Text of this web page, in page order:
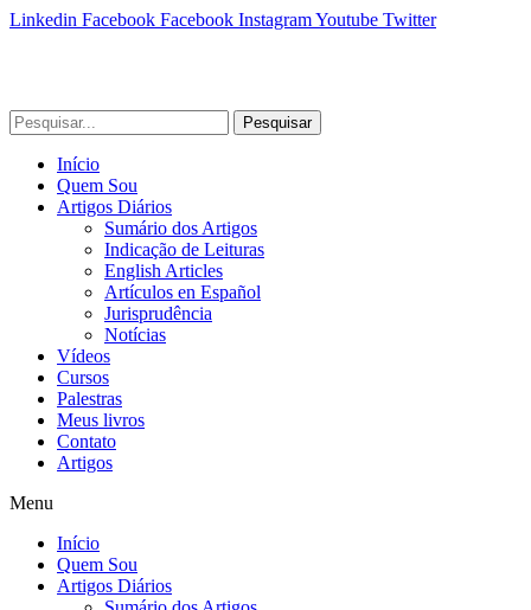
Linkedin Facebook Facebook InstagramYoutube Twitter
Pesquisar
Início
Quem Sou
Artigos Diários
Sumário dos Artigos
Indicação de Leituras
English Articles
Artículos en Español
Jurisprudência
Notícias
Vídeos
Cursos
Palestras
Meus livros
Contato
Artigos
Menu
Início
Quem Sou
Artigos Diários